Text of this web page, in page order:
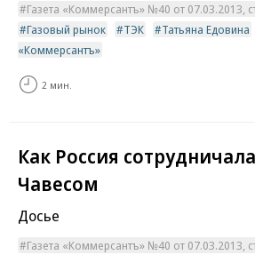
Газета «Коммерсантъ» №40 от 07.03.2013,
Газовый рынок
ТЭК Татьяна Едовина
«Коммерсантъ»
2 мин.
Как Россия
Чавесом
Досье
Газета «Коммерсантъ» №40 от 07.03.2013,